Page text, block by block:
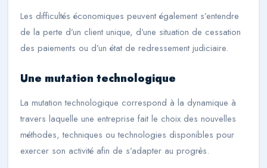
Les difficultés économiques peuvent également s’entendre
de la perte d’un client unique, d’une situation de cessation
des paiements ou d’un état de redressement judiciaire.
Une mutation technologique
La mutation technologique correspond à la dynamique à
travers laquelle une entreprise fait le choix des nouvelles
méthodes, techniques ou technologies disponibles pour
exercer son activité afin de s’adapter au progrès.